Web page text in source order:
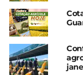
*Redação/Seab
Facebook